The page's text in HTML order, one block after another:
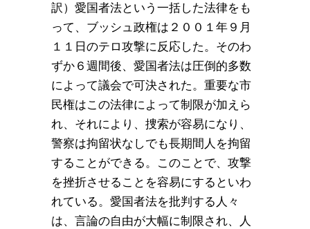
訳）愛国者法という一括した法律をも
って、ブッシュ政権は２００１年９月
１１日のテロ攻撃に反応した。そのわ
ずか６週間後、愛国者法は圧倒的多数
によって議会で可決された。重要な市
民権はこの法律によって制限が加えら
れ、それにより、捜索が容易になり、
警察は拘留状なしでも長期間人を拘留
することができる。このことで、攻撃
を挫折させることを容易にするといわ
れている。愛国者法を批判する人々
は、言論の自由が大幅に制限され、人